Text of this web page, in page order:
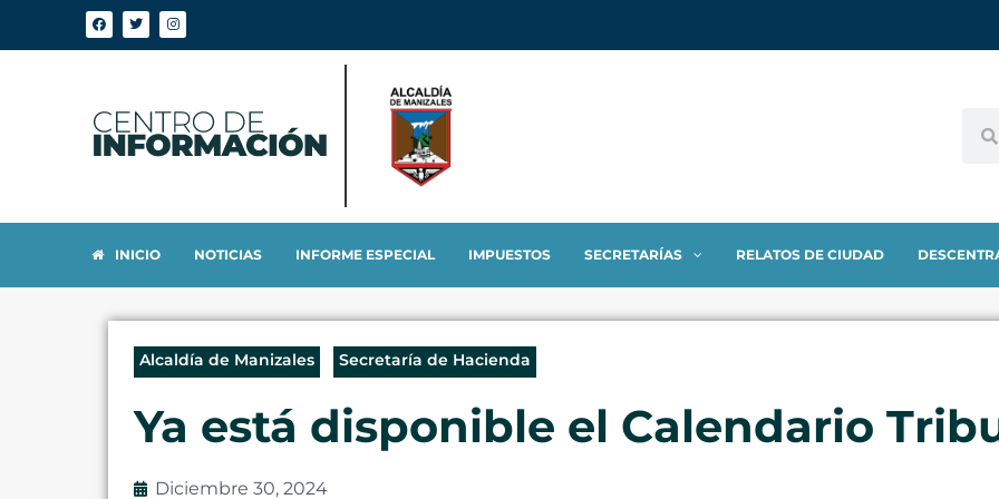
INICIO NOTICIAS INFORME ESPECIAL IMPUESTOS SECRETARÍAS RELATOS DE CIUDAD
Alcaldía de Manizales Secretaría de Hacienda
Ya está disponible el Calendario
Diciembre 30, 2024